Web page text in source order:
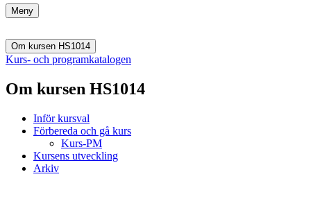
Meny
Om kursen HS1014
Kurs- och programkatalogen
Om kursen HS1014
Inför kursval
Förbereda och gå kurs
Kurs-PM
Kursens utveckling
Arkiv